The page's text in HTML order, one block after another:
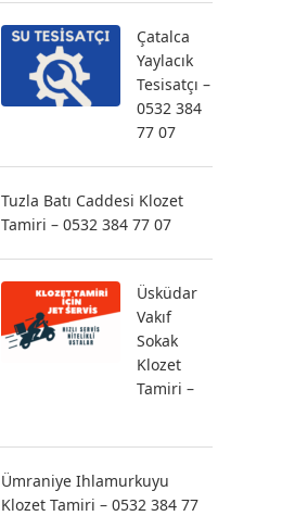
Çatalca
Yaylacık
Tesisatçı –
0532 384
77 07
Tuzla Batı Caddesi Klozet
Tamiri – 0532 384 77 07
Üsküdar
Vakıf
Sokak
Klozet
Tamiri –
Ümraniye Ihlamurkuyu
Klozet Tamiri – 0532 384 77